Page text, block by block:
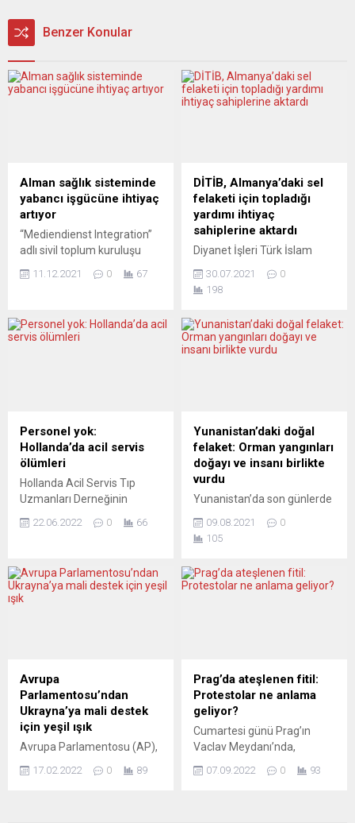
Benzer Konular
Alman sağlık sisteminde
yabancı işgücüne ihtiyaç
artıyor
“Mediendienst Integration”
adlı sivil toplum kuruluşu
rapor, yabancı işgücünün
için ne kadar büyük önem
yabancı işgücüne bağımlı
olduğunu bir kez daha
gözler önüne serdi. Rapora
11.12.2021 0 67
DİTİB, Almanya’daki sel
felaketi için topladığı
yardımı ihtiyaç
sahiplerine aktardı
Diyanet İşleri Türk İslam
Vestfalya ve Rheinland-
Pfalz eyaletlerinde aşırı
ve su baskınları için ilk
etapta topladığı 100 bin
açıklamada, yaraların
sarılmasına destek olmak
amacıyla Almanya
genelinde başlatılan bağış
toplanan 100...
30.07.2021
0
198
Personel yok:
Hollanda’da acil servis
ölümleri
Hollanda Acil Servis Tıp
Uzmanları Derneğinin
araştırmalar ülkede her yıl
uzun bekleme süresi
nedeniyle hayatını
kanadında sağlık çalışanları
eksikliğiyle ilgili yapılacak
tartışmaya yönelik
açıklamalarda bulundu.
Personel eksikliğinin acil
servislerde yoğunluğa
sebep...
22.06.2022 0 66
Yunanistan’daki doğal
felaket: Orman yangınları
doğayı ve insanı birlikte
vurdu
Yunanistan’da son günlerde
yangınlarının büyük bir doğa
felaketine neden olduğu
yangıların yaşandığı Attika
bölgesinin kuzey kesimleri
olurken, alevlere teslim olan
1000’in üzerinde ev ve işyeri
yandı, çok sayıda...
09.08.2021
0
105
Avrupa
Parlamentosu’ndan
Ukrayna’ya mali destek
için yeşil ışık
Avrupa Parlamentosu (AP),
Ukrayna’ya 1,2 milyar
17.02.2022 0 89
Prag’da ateşlenen fitil:
Protestolar ne anlama
geliyor?
Cumartesi günü Prag’ın
Vaclav Meydanı’nda,
ve göçmen kabulünü
07.09.2022 0 93